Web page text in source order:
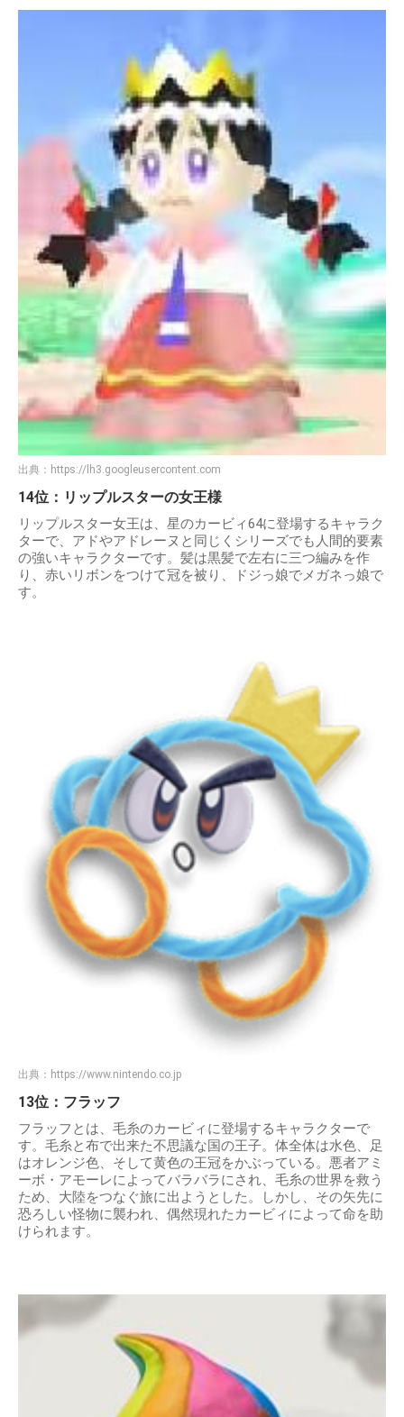
出典： https://lh3.googleusercontent.com
14位：リップルスターの女王様
リップルスター女王は、星のカービィ64に登場するキャラク
ターで、アドやアドレーヌと同じくシリーズでも人間的要素
の強いキャラクターです。髪は黒髪で左右に三つ編みを作
り、赤いリボンをつけて冠を被り、ドジっ娘でメガネっ娘で
す。
出典： https://www.nintendo.co.jp
13位：フラッフ
フラッフとは、毛糸のカービィに登場するキャラクターで
す。毛糸と布で出来た不思議な国の王子。体全体は水色、足
はオレンジ色、そして黄色の王冠をかぶっている。悪者アミ
ーボ・アモーレによってバラバラにされ、毛糸の世界を救う
ため、大陸をつなぐ旅に出ようとした。しかし、その矢先に
恐ろしい怪物に襲われ、偶然現れたカービィによって命を助
けられます。